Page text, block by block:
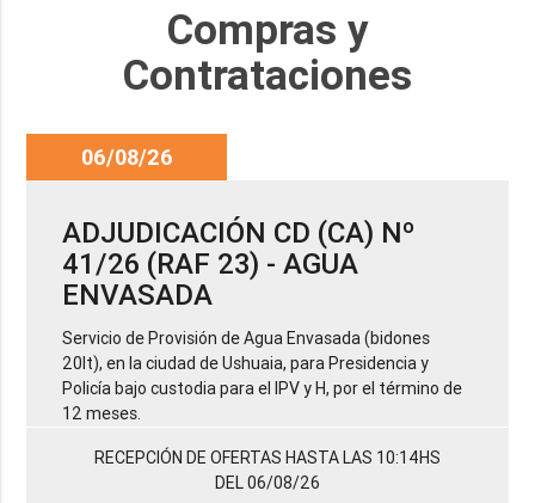
Compras y
Contrataciones
06/08/26
ADJUDICACIÓN CD (CA) Nº
41/26 (RAF 23) - AGUA
ENVASADA
Servicio de Provisión de Agua Envasada (bidones
20lt), en la ciudad de Ushuaia, para Presidencia y
Policía bajo custodia para el IPV y H, por el término de
12 meses.
RECEPCIÓN DE OFERTAS HASTA LAS 10:14HS
DEL 06/08/26